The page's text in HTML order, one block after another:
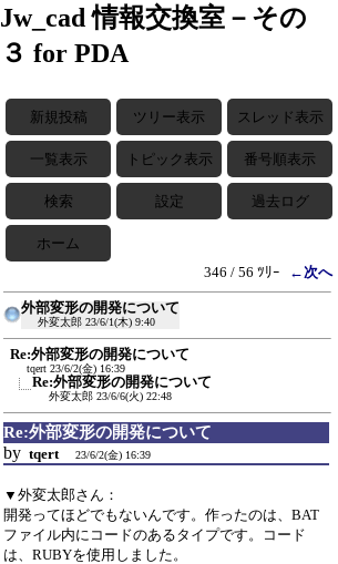
Jw_cad 情報交換室－その
３ for PDA
新規投稿 ツリー表示 スレッド表示
一覧表示 トピック表示 番号順表示
検索 設定 過去ログ
ホーム
346 / 56 ﾂﾘｰ
←次へ
外部変形の開発について
外変太郎 23/6/1(木) 9:40
Re:外部変形の開発について
tqert 23/6/2(金) 16:39
Re:外部変形の開発について
外変太郎 23/6/6(火) 22:48
Re:外部変形の開発について
by tqert 23/6/2(金) 16:39
▼外変太郎さん：
開発ってほどでもないんです。作ったのは、BAT
ファイル内にコードのあるタイプです。コード
は、RUBYを使用しました。